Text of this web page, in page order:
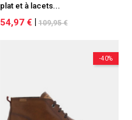
plat et à lacets...
54,97 € 109,95 €
-40%